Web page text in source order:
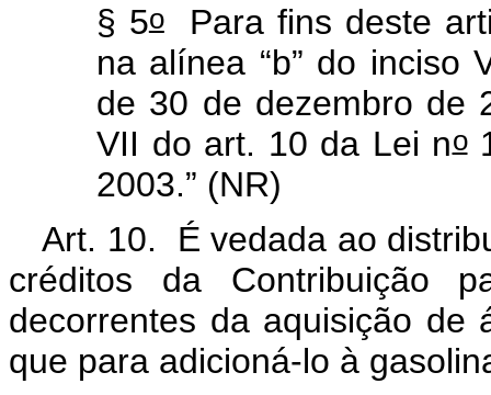
§ 5oPara fins deste
na alínea “b” do inciso
de 30 de dezembro de
VII do art. 10 da Lei no
2003.” (NR)
Art. 10. É vedada ao
créditos da Contribuição
decorrentes da aquisição de
que para adicioná-lo à